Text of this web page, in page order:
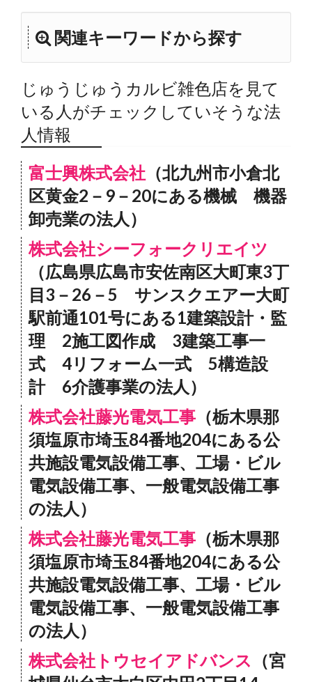
関連キーワードから探す
じゅうじゅうカルビ雑色店を見て
いる人がチェックしていそうな法
人情報
富士興株式会社 （北九州市小倉北
区黄金2－9－20にある機械 機器
卸売業の法人）
株式会社シーフォークリエイツ
（広島県広島市安佐南区大町東3丁
目3－26－5 サンスクエアー大町
駅前通101号にある1建築設計・監
理 2施工図作成 3建築工事一
式 4リフォーム一式 5構造設
計 6介護事業の法人）
株式会社藤光電気工事 （栃木県那
須塩原市埼玉84番地204にある公
共施設電気設備工事、工場・ビル
電気設備工事、一般電気設備工事
の法人）
株式会社藤光電気工事 （栃木県那
須塩原市埼玉84番地204にある公
共施設電気設備工事、工場・ビル
電気設備工事、一般電気設備工事
の法人）
株式会社トウセイアドバンス
（宮